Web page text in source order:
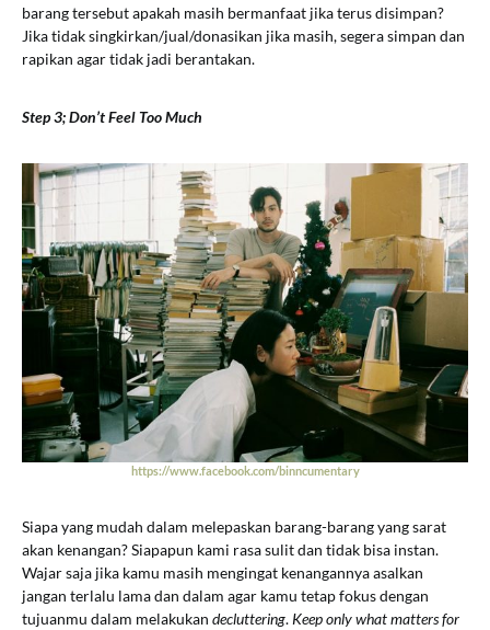
barang tersebut apakah masih bermanfaat jika terus disimpan?
Jika tidak singkirkan/jual/donasikan jika masih, segera simpan dan
rapikan agar tidak jadi berantakan.
Step 3; Don’t Feel Too Much
https://www.facebook.com/binncumentary
Siapa yang mudah dalam melepaskan barang-barang yang sarat
akan kenangan? Siapapun kami rasa sulit dan tidak bisa instan.
Wajar saja jika kamu masih mengingat kenangannya asalkan
jangan terlalu lama dan dalam agar kamu tetap fokus dengan
tujuanmu dalam melakukan decluttering. Keep only what matters for